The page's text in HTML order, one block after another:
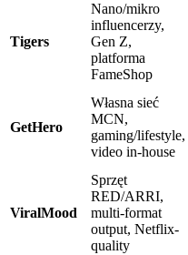
Tigers
Nano/mikro
influencerzy,
Gen Z,
platforma
FameShop
GetHero
Własna sieć
MCN,
gaming/lifestyle,
video in-house
ViralMood
Sprzęt
RED/ARRI,
multi-format
output, Netflix-
quality